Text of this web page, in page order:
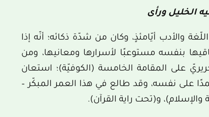
الخليل ورأى
والأدب أيّامئذٍ، وكان من شدّة ذكائه؛ أنّه إذا
بنفسه مستوعبًا لأسرارها ومعانيها، ومن
على المقامة الخامسة (الكوفيّة)؛ استعان
على نفسه، وقد طالع في هذا العمر المبكّر –
و(تحت راية القرآن).